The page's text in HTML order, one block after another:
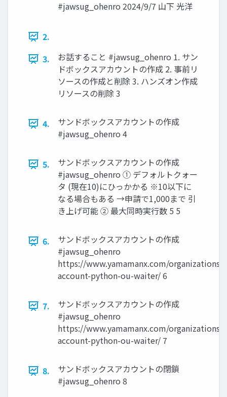
#jawsug_ohenro 2024/9/7 山下 光洋
2.
3.
お話すること #jawsug_ohenro 1. サン
ドボックスアカウントの作成 2. 事前リ
ソースの作成と削除 3. ハンズオン作成
リソースの削除 3
4.
サンドボックスアカウントの作成
#jawsug_ohenro 4
5.
サンドボックスアカウントの作成
#jawsug_ohenro ① デフォルトクォー
タ (現在10)にひっかかる ※10以下に
なる場合もある →申請で1,000まで 引
き上げ可能 ② 最大同時実行数 5 5
6.
サンドボックスアカウントの作成
#jawsug_ohenro
https://www.yamamanx.com/organizations-
account-python-ou-waiter/ 6
7.
サンドボックスアカウントの作成
#jawsug_ohenro
https://www.yamamanx.com/organizations-
account-python-ou-waiter/ 7
8.
サンドボックスアカウントの閉鎖
#jawsug_ohenro 8